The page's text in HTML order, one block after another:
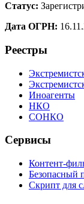
Статус:
Дата ОГРН:
Реестры
Иноагенты
НКО
СОНКО
Сервисы
Контент-
Безопасный
Скрипт для